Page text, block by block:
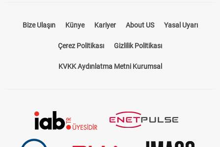
Bize Ulaşın Künye Kariyer About US Yasal Uyarı
Çerez Politikası Gizlilik Politikası
KVKK Aydınlatma Metni Kurumsal